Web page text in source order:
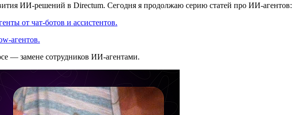
ИИ-решений в Directum. Сегодня я продолжаю серию статей про ИИ-агентов:
от чат-ботов и ассистентов.
агентов.
— замене сотрудников ИИ-агентами.